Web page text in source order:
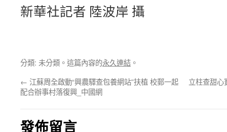
新華社記者 陸波岸 攝
分類: 未分類。這篇內容的永久連結 。
← 江蘇周全啟動“興農驛查包養網站”扶植 校郵一起
配合辦事村落復興_中國網
立柱查甜心
發佈留言